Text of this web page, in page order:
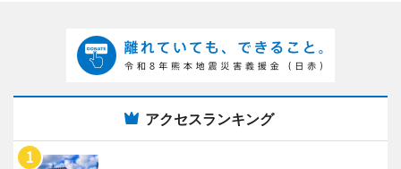
アクセスランキング